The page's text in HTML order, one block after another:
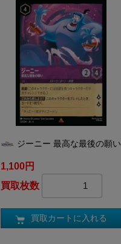
ジーニー 最高な最後の願い
1,100円
買取枚数
買取カートに入れる